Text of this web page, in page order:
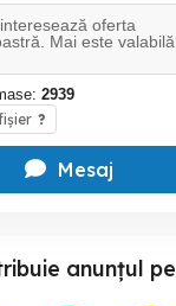
2939
?
Mesaj
anunțul pe